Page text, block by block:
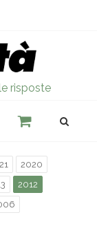
risposte
2020
2012